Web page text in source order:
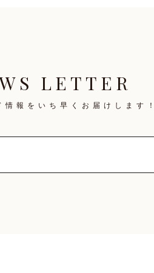
LETTER
情報を いち早くお届けします！